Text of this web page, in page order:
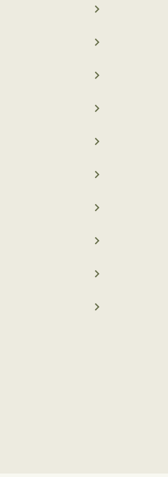
navigate_next
navigate_next
navigate_next
navigate_next
navigate_next
navigate_next
navigate_next
navigate_next
navigate_next
navigate_next